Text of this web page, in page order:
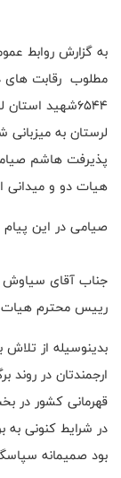
به گزارش روابط
مطلوب رقابت ‌های
۶۵۴۴شهید
لرستان به
پذیرفت هاشم
هیات دو و میدانی
صیامی در این
جناب آقای سیاوش
رییس محترم هیات
بدینوسیله از
ارجمندتان در روند
قهرمانی کشور در
در شرایط کنونی به
بود صمیمانه